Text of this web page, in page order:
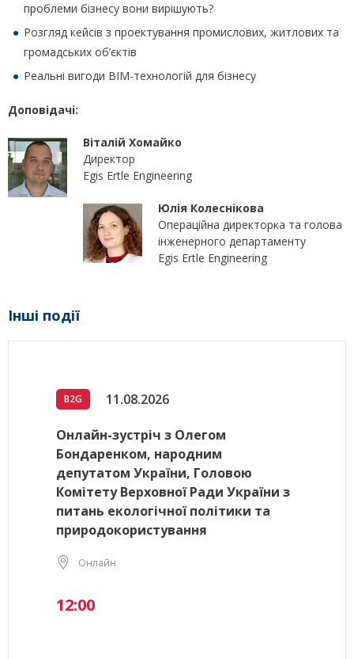
проблеми бізнесу вони вирішують?
Розгляд кейсів з проектування промислових, житлових та
громадських об’єктів
Реальні вигоди ВІМ-технологій для бізнесу
Доповідачі:
Віталій Хомайко
Директор
Egis Ertle Engineering
Юлія Колеснікова
Операційна директорка та голова
інженерного департаменту
Egis Ertle Engineering
Інші події
B2G 11.08.2026
Онлайн-зустріч з Олегом
Бондаренком, народним
депутатом України, Головою
Комітету Верховної Ради України з
питань екологічної політики та
природокористування
Онлайн
12:00